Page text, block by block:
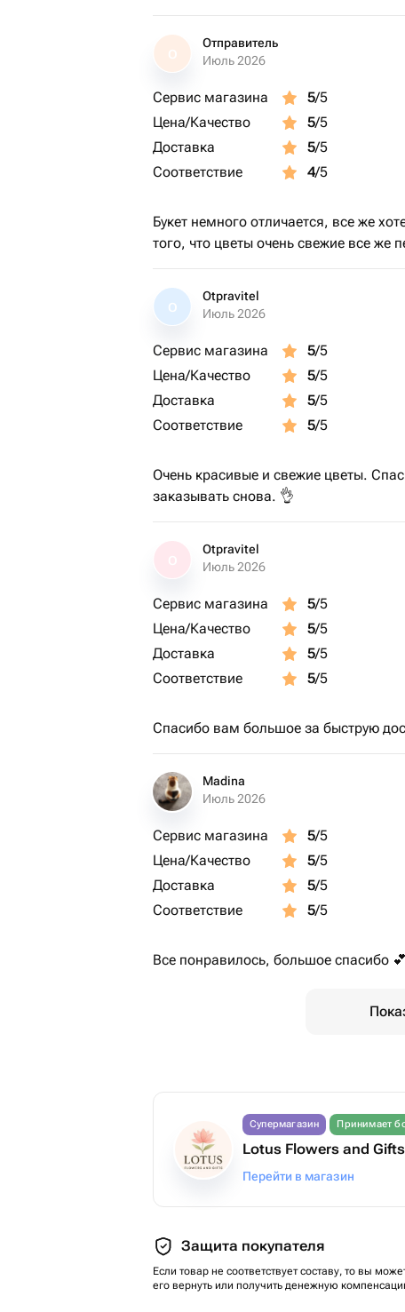
О
Отправитель
Июль 2026
Сервис магазина 5/5
Цена/Качество
5/5
Доставка
5/5
Соответствие
4/5
Букет немного отличается, все же
того, что цветы очень свежие все же
O
Otpravitel
Июль 2026
Сервис магазина 5/5
Цена/Качество
5/5
Доставка
5/5
Соответствие
5/5
Очень красивые и свежие цветы.
заказывать снова. 👌
Otpravitel
Июль 2026
Сервис магазина 5/5
Цена/Качество
5/5
Доставка
5/5
Соответствие
5/5
Спасибо вам большое за быструю
Madina
Июль 2026
Сервис магазина 5/5
Цена/Качество
5/5
Доставка
5/5
Соответствие
5/5
Все понравилось, большое спасибо 💕
Супермагазин Принимает
Lotus Flowers and Gifts
Перейти в магазин
Защита покупателя
Если товар не соответствует составу, то вы
его вернуть или получить денежную